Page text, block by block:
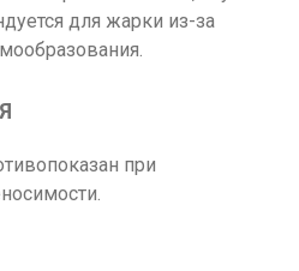
для жарки из-за
при